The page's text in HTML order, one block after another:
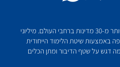
קבוצת ברלינגטון אינגליש פעילה ביותר מ-30 מדינות ברחבי העולם. מיליוני
באמצעות שיטת הלימוד הייחודית
דגש על שטף הדיבור ומתן הכלים